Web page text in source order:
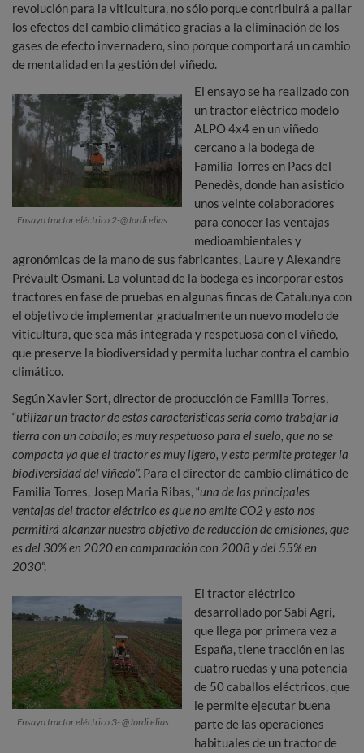
revolución para la viticultura, no sólo porque contribuirá a paliar
los efectos del cambio climático gracias a la eliminación de los
gases de efecto invernadero, sino porque comportará un cambio
de mentalidad en la gestión del viñedo.
Ensayo tractor eléctrico 2-@Jordi elias
El ensayo se ha realizado con
un tractor eléctrico modelo
ALPO 4x4 en un viñedo
cercano a la bodega de
Familia Torres en Pacs del
Penedès, donde han asistido
unos veinte colaboradores
para conocer las ventajas
medioambientales y
agronómicas de la mano de sus fabricantes, Laure y Alexandre
Prévault Osmani. La voluntad de la bodega es incorporar estos
tractores en fase de pruebas en algunas fincas de Catalunya con
el objetivo de implementar gradualmente un nuevo modelo de
viticultura, que sea más integrada y respetuosa con el viñedo,
que preserve la biodiversidad y permita luchar contra el cambio
climático.
Según Xavier Sort, director de producción de Familia Torres,
“utilizar un tractor de estas características sería como trabajar la
tierra con un caballo; es muy respetuoso para el suelo, que no se
compacta ya que el tractor es muy ligero, y esto permite proteger la
biodiversidad del viñedo”. Para el director de cambio climático de
Familia Torres, Josep Maria Ribas, “una de las principales
ventajas del tractor eléctrico es que no emite CO2 y esto nos
permitirá alcanzar nuestro objetivo de reducción de emisiones, que
es del 30% en 2020 en comparación con 2008 y del 55% en
2030”.
Ensayo tractor eléctrico 3- @Jordi elias
El tractor eléctrico
desarrollado por Sabi Agri,
que llega por primera vez a
España, tiene tracción en las
cuatro ruedas y una potencia
de 50 caballos eléctricos, que
le permite ejecutar buena
parte de las operaciones
habituales de un tractor de